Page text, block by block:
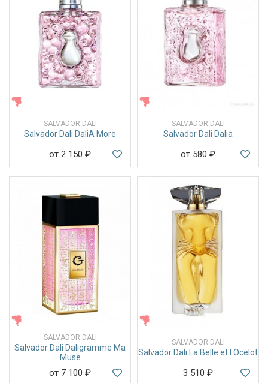
SALVADOR DALI
Salvador Dali DaliA More
от 2 150 ₽
SALVADOR DALI
Salvador Dali Dalia
от 580 ₽
SALVADOR DALI
Salvador Dali Daligramme Ma
Muse
от 7 100 ₽
SALVADOR DALI
Salvador Dali La Belle et l Ocelot
3 510 ₽